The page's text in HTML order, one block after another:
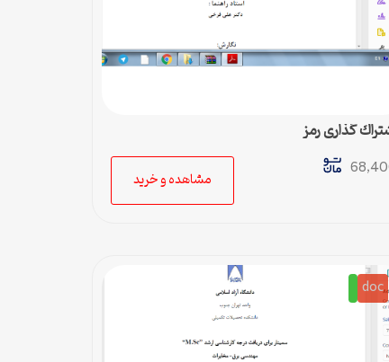
گذاري رمز
مشاهده و خرید
doc